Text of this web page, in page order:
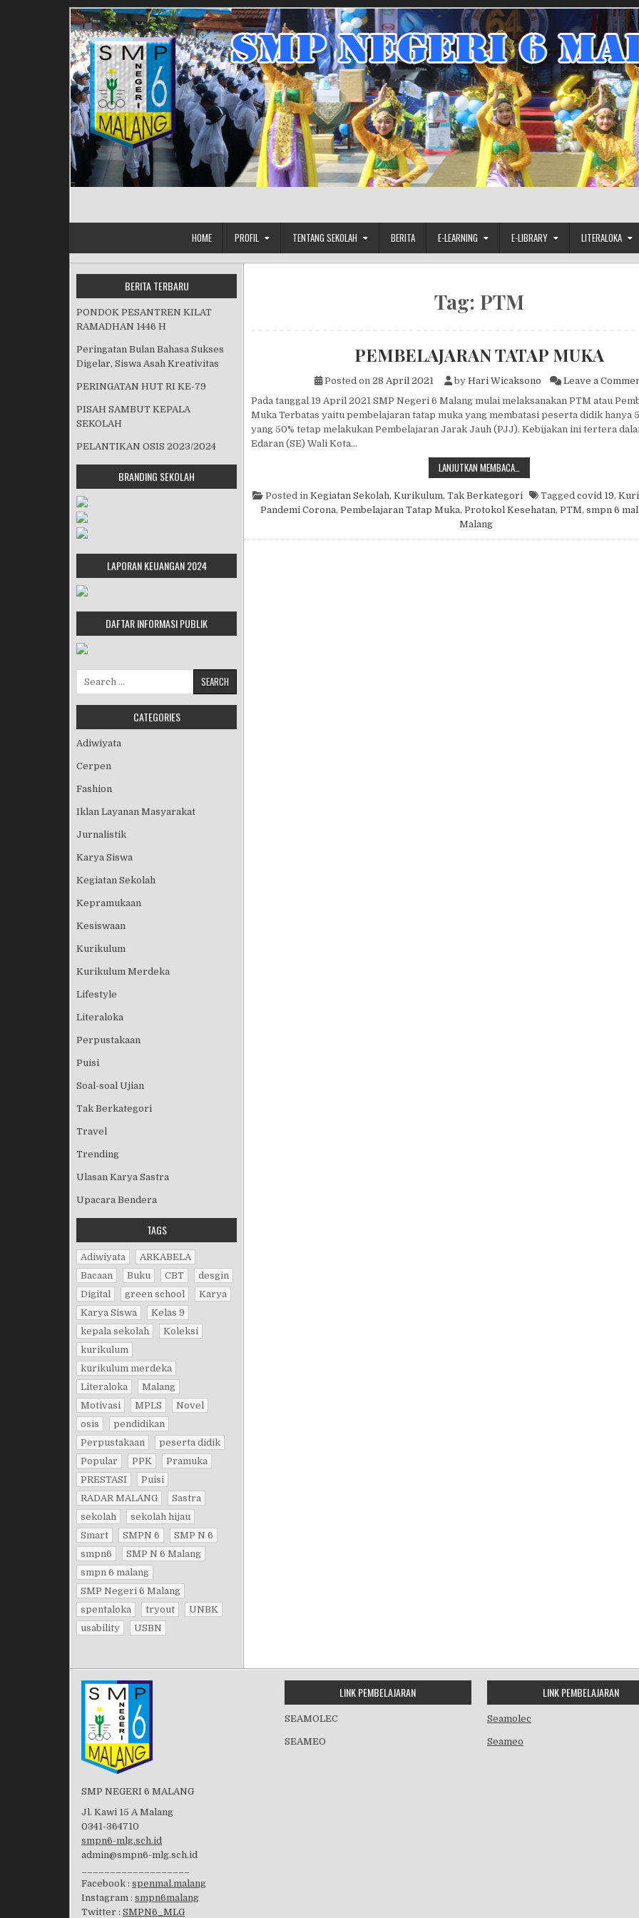
HOME PROFIL TENTANG SEKOLAH BERITA E-LEARNING E-LIBRARY LITERALOKA
Tag: PTM
PEMBELAJARAN TATAP MUKA
Posted on 28 April 2021 by Hari Wicaksono Leave a
Pada tanggal 19 April 2021 SMP Negeri 6 Malang mulai melaksanakan PTM atau
Muka Terbatas yaitu pembelajaran tatap muka yang membatasi peserta didik hanya
yang 50% tetap melakukan Pembelajaran Jarak Jauh (PJJ). Kebijakan ini tertera
Edaran (SE) Wali Kota…
LANJUTKAN MEMBACA…
Posted in Kegiatan Sekolah, Kurikulum, Tak Berkategori Tagged covid 19,
Pandemi Corona, Pembelajaran Tatap Muka, Protokol Kesehatan, PTM, smpn 6
Malang
BERITA TERBARU
PONDOK PESANTREN KILAT
RAMADHAN 1446 H
Peringatan Bulan Bahasa Sukses
Digelar, Siswa Asah Kreativitas
PERINGATAN HUT RI KE-79
PISAH SAMBUT KEPALA
SEKOLAH
PELANTIKAN OSIS 2023/2024
BRANDING SEKOLAH
LAPORAN KEUANGAN 2024
DAFTAR INFORMASI PUBLIK
Search for:
CATEGORIES
Adiwiyata
Cerpen
Fashion
Iklan Layanan Masyarakat
Jurnalistik
Karya Siswa
Kegiatan Sekolah
Kepramukaan
Kesiswaan
Kurikulum
Kurikulum Merdeka
Lifestyle
Literaloka
Perpustakaan
Puisi
Soal-soal Ujian
Tak Berkategori
Travel
Trending
Ulasan Karya Sastra
Upacara Bendera
TAGS
Adiwiyata
ARKABELA
Bacaan
Buku CBT
desgin
Digital
green school
Karya
Karya Siswa
Kelas 9
kepala sekolah
Koleksi
kurikulum
kurikulum merdeka
Literaloka
Malang
Motivasi
MPLS
Novel
osis
pendidikan
Perpustakaan
peserta didik
Popular
PPK
Pramuka
PRESTASI
Puisi
RADAR MALANG
Sastra
sekolah
sekolah hijau
Smart
SMPN 6
SMP N 6
smpn6
SMP N 6 Malang
smpn 6 malang
SMP Negeri 6 Malang
spentaloka
tryout
UNBK
usability
USBN
SMP NEGERI 6 MALANG
Jl. Kawi 15 A Malang
0341-364710
smpn6-mlg.sch.id
admin@smpn6-mlg.sch.id
Facebook : spenmal.malang
Instagram : smpn6malang
Twitter : SMPN6_MLG
LINK PEMBELAJARAN
SEAMOLEC
SEAMEO
LINK PEMBELAJARAN
Seamolec
Seameo